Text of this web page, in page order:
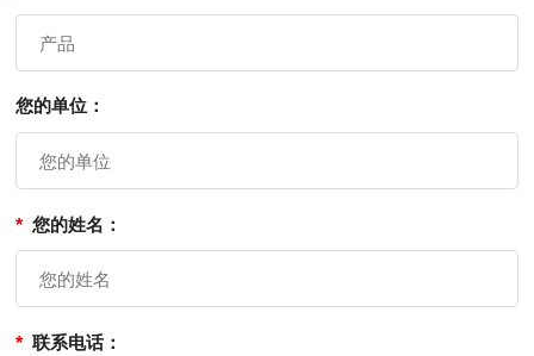
您的单位：
您的姓名：
联系电话：